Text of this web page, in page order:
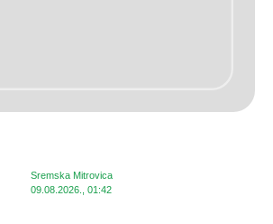
Sremska Mitrovica
09.08.2026., 01:42